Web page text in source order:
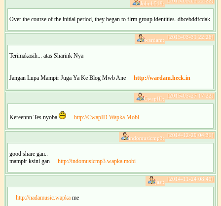
Johnb519:
Over the course of the initial period, they began to flrm group identities. dbcebddfcdak
[2015-03-31 22:26]
wardam:
Terimakasih... atas Sharink Nya
Jangan Lupa Mampir Juga Ya Ke Blog Mwb Ane http://wardam.heck.in
[2015-03-27 17:22]
CwapID:
Kereennn Tes nyoba http://CwapID.Wapka.Mobi
[2014-12-29 04:31]
indomusicmp3:
good share gan..
mampir ksini gan
http://indomusicmp3.wapka.mobi
[2014-11-24 08:49]
jasi:
http://nadamusic.wapkame